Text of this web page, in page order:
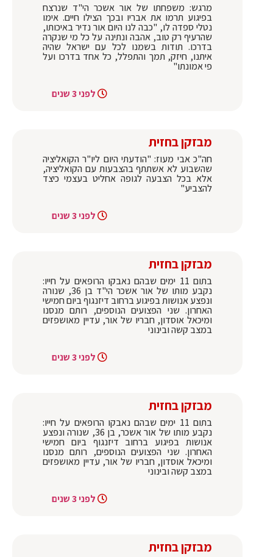
מרגש: משפחתו של אור אשכר הי"ד שנרצח
בפיגוע תרמו את אבריו ובכך הצילו חיים. אימו
נטלי ספדה לו, "כבה לנו היום אור נדיר באיכותו,
שהרעיף רק טוב, אהבה ונתינה על כל מי שנקרה
בדרכו. תודות בשמנו לכל עם ישראל שהיה
איתנו, חיזק, תמך והתפלל, כל אחד בדרכו ועל
פי אמונתו"
לפני 3 שנים
מבזקן בחזית
חה"כ אבי מעוז: "הודעתי היום ליו"ר הקואליציה
שהשבוע לא אשתתף בהצבעות עם הקואליציה,
אלא בכל הצבעה לגופה אחליט בעצמי כיצד
להצביע"
לפני 3 שנים
מבזקן בחזית
בתום 11 ימים שבהם נאבקו הרופאים על חייו:
נקבע מותו של אור אשכר הי"ד בן 36, שנורה
ונפצע אנושות בפיגוע ברחוב דיזנגוף ביום חמישי
האחרון. שני הפצועים הנוספים, רותם מנסנו
ומיכאל אוסדון, חבריו של אור, עדיין מאושפזים
במצב קשה ובינוני
לפני 3 שנים
מבזקן בחזית
בתום 11 ימים שבהם נאבקו הרופאים על חייו:
נקבע מותו של אור אשכר, בן 36, שנורה ונפצע
אנושות בפיגוע ברחוב דיזנגוף ביום חמישי
האחרון. שני הפצועים הנוספים, רותם מנסנו
ומיכאל אוסדון, חבריו של אור, עדיין מאושפזים
במצב קשה ובינוני
לפני 3 שנים
מבזקן בחזית